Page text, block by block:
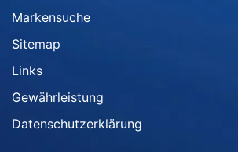
Markensuche
Sitemap
Links
Gewährleistung
Datenschutzerklärung